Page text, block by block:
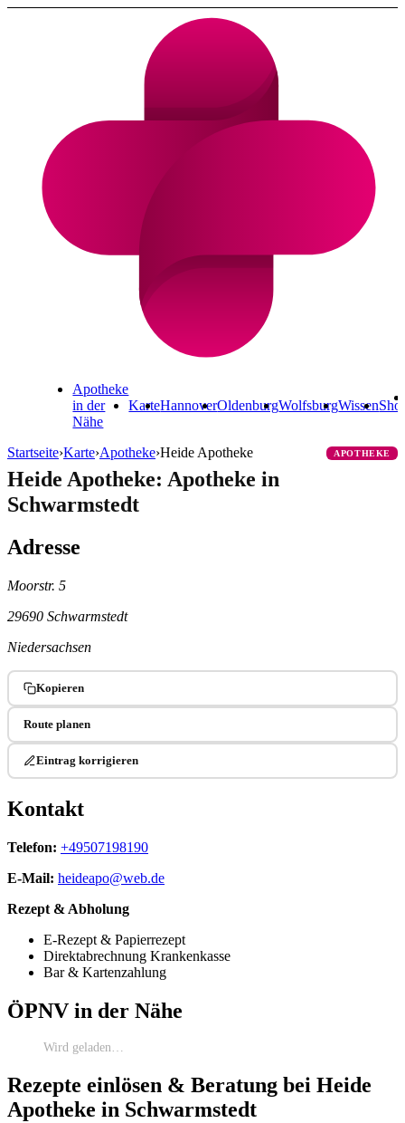
Apotheke
in der
Nähe
KarteHannoverOldenburgWolfsburgWissen
Startseite›Karte›Apotheke›Heide Apotheke APOTHEKE
Heide Apotheke: Apotheke in
Schwarmstedt
Adresse
Moorstr. 5
29690 Schwarmstedt
Niedersachsen
Kopieren
Route planen
Eintrag korrigieren
Kontakt
Telefon: +49507198190
E-Mail: heideapo@web.de
Rezept & Abholung
E-Rezept & Papierrezept
Direktabrechnung Krankenkasse
Bar & Kartenzahlung
ÖPNV in der Nähe
Wird geladen…
Rezepte einlösen & Beratung bei Heide
Apotheke in Schwarmstedt
Cannabis Rezept & Blüten